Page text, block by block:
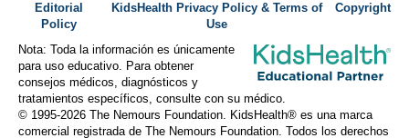
Editorial
Policy
KidsHealth Privacy Policy & Terms of
Use
Copyright
Nota: Toda la información es únicamente
para uso educativo. Para obtener
consejos médicos, diagnósticos y
tratamientos específicos, consulte con su médico.
© 1995-2026 The Nemours Foundation. KidsHealth® es una marca
comercial registrada de The Nemours Foundation. Todos los derechos